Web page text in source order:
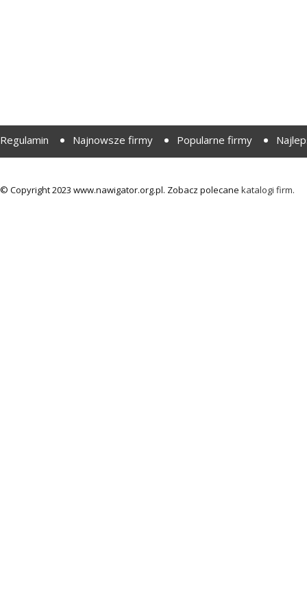
Regulamin Najnowsze firmy Popularne firmy
© Copyright 2023 www.nawigator.org.pl. Zobacz polecane katalogi firm.